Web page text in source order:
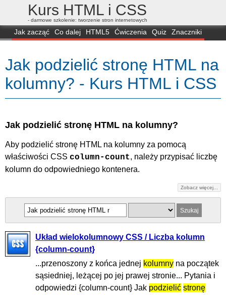
Kurs HTML i CSS
- darmowe szkolenie: tworzenie stron internetowych
Jak zacząć Co dalej HTML5 Ćwiczenia Quiz
Znaczniki
FAQ
Przeglądarki Mapa FORUM
Jak podzielić stronę HTML na
kolumny? - Kurs HTML i CSS
Jak podzielić stronę HTML na kolumny?
Aby podzielić stronę HTML na kolumny za pomocą
właściwości CSS column-count, należy przypisać liczbę
kolumn do odpowiedniego kontenera.
Zobacz więcej...
Układ wielokolumnowy CSS / Liczba kolumn
{column-count}
...przenoszony z końca jednej kolumny na początek
sąsiedniej, leżącej po jej prawej stronie... Pytania i
odpowiedzi {column-count} Jak podzielić stronę